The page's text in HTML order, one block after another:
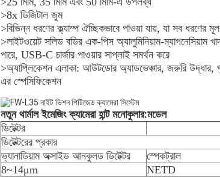
>8x ডিজিটাল জুম
>বিভিন্ন ধরণের ক্ল্যাম্প ঐচ্ছিকভাবে পাওয়া যায়, যা সব ধরণের
>লাইটওয়েট সলিড বডির এক-পিস অ্যালুমিনিয়াম-ম্যাগনেসিয়াম
পারে, USB-C চার্জার পাওয়ার সাপ্লাই সমর্থন করে
>অ্যাপ্লিকেশন এলাকা: আউটডোর অ্যাডভেঞ্চার, জরুরি উদ্ধার,
এর স্পেসিফিকেশন
নতুন থার্মাল ইমেজিং ক্যামেরা হান্ট মনোকুলার:মডেল
ডিটেক্টর
ডিটেক্টরের প্রকার
ভ্যানাডিয়াম অক্সাইড আনকুলড ডিটেক্টর
স্পেকট্রাল
8~14μm
NETD